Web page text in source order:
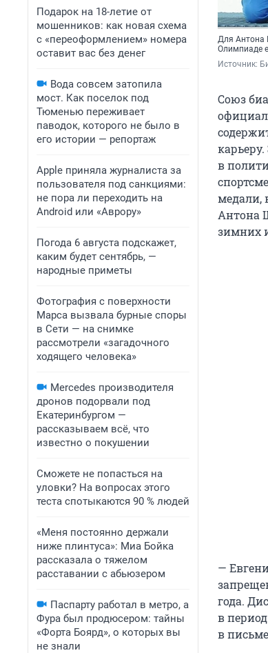
Подарок на 18-летие от
мошенников: как новая схема
с «переоформлением» номера
оставит вас без денег
Вода совсем затопила
мост. Как поселок под
Тюменью переживает
паводок, которого не было в
его истории — репортаж
Apple приняла журналиста за
пользователя под санкциями:
не пора ли переходить на
Android или «Аврору»
Погода 6 августа подскажет,
каким будет сентябрь, —
народные приметы
Фотография с поверхности
Марса вызвала бурные споры
в Сети — на снимке
рассмотрели «загадочного
ходящего человека»
Mercedes производителя
дронов подорвали под
Екатеринбургом —
рассказываем всё, что
известно о покушении
Сможете не попасться на
уловки? На вопросах этого
теста спотыкаются 90 % людей
«Меня постоянно держали
ниже плинтуса»: Миа Бойка
рассказала о тяжелом
расставании с абьюзером
Паспарту работал в метро, а
Фура был продюсером: тайны
«Форта Боярд», о которых вы
не знали
Для Антона
Олимпиаде
Источник:
Союз
в
медали,
Антона
зимних
—
года.
в
в